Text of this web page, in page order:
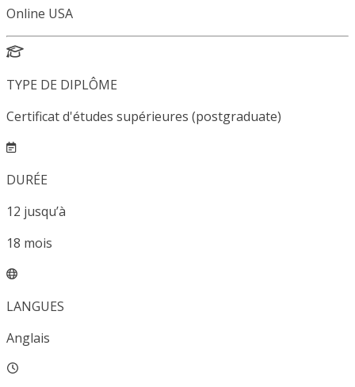
Online USA
TYPE DE DIPLÔME
Certificat d'études supérieures (postgraduate)
DURÉE
12 jusqu’à
18 mois
LANGUES
Anglais